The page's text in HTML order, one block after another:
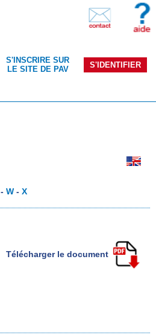
S'INSCRIRE SUR
LE SITE DE PAV
S'IDENTIFIER
-W -X
Télécharger le document